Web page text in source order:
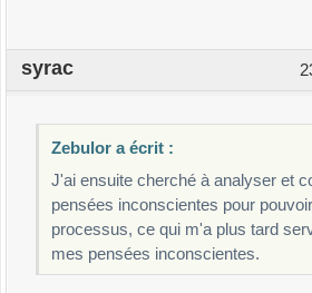
syrac
Zebulor a écrit :
J'ai ensuite cherché à analyser et
pensées inconscientes pour
processus, ce qui m'a plus tard
mes pensées inconscientes.